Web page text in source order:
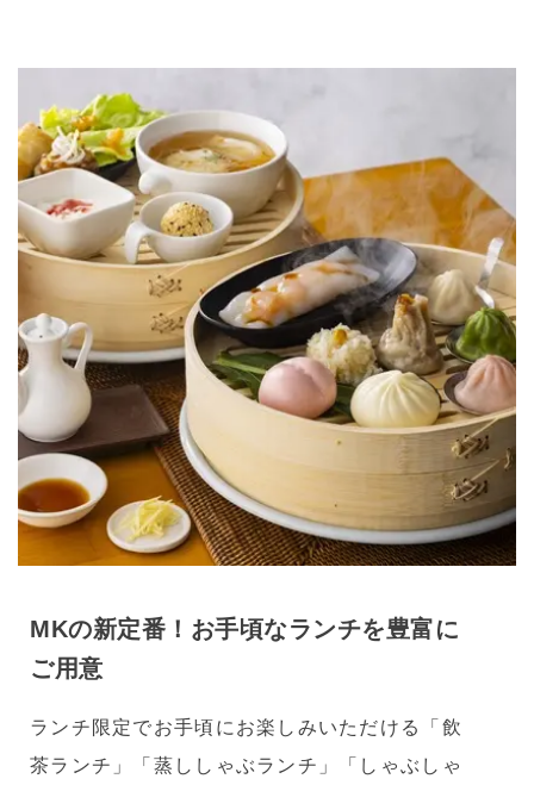
MKの新定番！お手頃なランチを豊富に
ご用意
ランチ限定でお手頃にお楽しみいただける「飲
茶ランチ」「蒸ししゃぶランチ」「しゃぶしゃ